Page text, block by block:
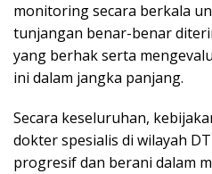
monitoring secara berkala
tunjangan benar-benar
yang berhak serta
ini dalam jangka panjang.
Secara keseluruhan,
dokter spesialis di wilayah
progresif dan berani dalam